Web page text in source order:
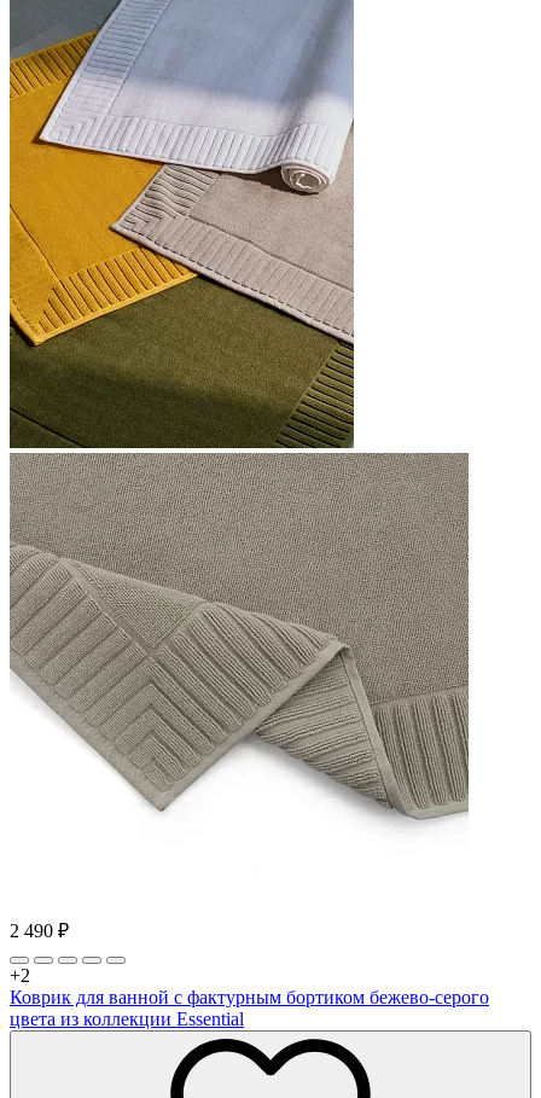
2 490 ₽
+2
Коврик для ванной с фактурным бортиком бежево-серого
цвета из коллекции Essential